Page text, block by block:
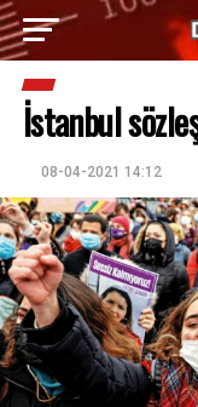
İstanbul
08-04-2021 14:12